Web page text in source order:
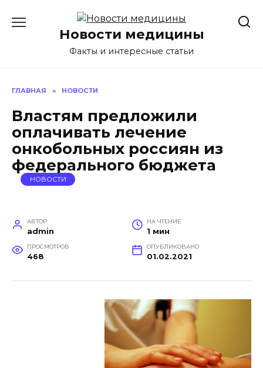
содержаниюНовости медицины
Факты и интересные статьи
ГЛАВНАЯ » НОВОСТИ
Властям предложили
оплачивать лечение
онкобольных россиян из
федерального бюджета
НОВОСТИ
АВТОР
admin
НА ЧТЕНИЕ
1 мин
ПРОСМОТРОВ
468
ОПУБЛИКОВАНО
01.02.2021